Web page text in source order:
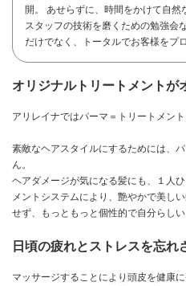
お問い合わせ
開。 あせらずに、時間をかけて自然
スタッフの技術を磨くための勉強会
だけでなく、トータルでお客様をプ
オリジナルトリートメントが
アリレイナではパーマ＝トリートメント
素敵なヘアスタイルにするためには、
ん。
ヘアダメージが気になる髪にも、１人
メントシステムにより、艶やかで美し
せず、もっともっと個性的で自分らし
日頃の疲れとストレスを忘れ
マッサージすることにより頭皮を健康